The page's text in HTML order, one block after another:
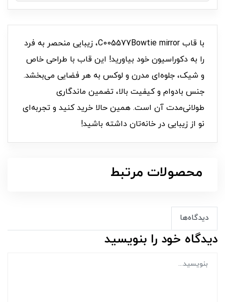
با قاب C005577Bowtie mirror، زیبایی منحصر به فرد
را به دکوراسیون خود بیاورید! این قاب با طراحی خاص
و شیک، جلوه‌ای مدرن و لوکس به هر فضایی می‌بخشد.
جنس بادوام و کیفیت بالا، تضمین ماندگاری
طولانی‌مدت آن است. همین حالا خرید کنید و تجربه‌ای
نو از زیبایی در خانه‌تان داشته باشید!
محصولات مرتبط
دیدگاه‌ها
دیدگاه خود را بنویسید